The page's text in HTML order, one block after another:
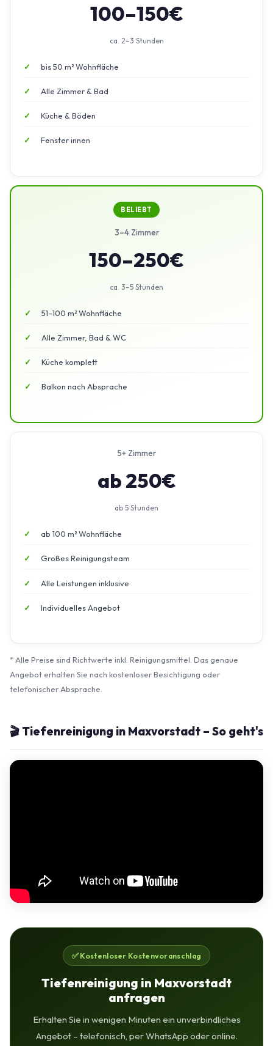
100–150€
ca. 2–3 Stunden
bis 50 m² Wohnfläche
Alle Zimmer & Bad
Küche & Böden
Fenster innen
BELIEBT
3–4 Zimmer
150–250€
ca. 3–5 Stunden
51–100 m² Wohnfläche
Alle Zimmer, Bad & WC
Küche komplett
Balkon nach Absprache
5+ Zimmer
ab 250€
ab 5 Stunden
ab 100 m² Wohnfläche
Großes Reinigungsteam
Alle Leistungen inklusive
Individuelles Angebot
* Alle Preise sind Richtwerte inkl. Reinigungsmittel. Das genaue
Angebot erhalten Sie nach kostenloser Besichtigung oder
telefonischer Absprache.
🎬 Tiefenreinigung in Maxvorstadt – So geht's
✅ Kostenloser Kostenvoranschlag
Tiefenreinigung in Maxvorstadt
anfragen
Erhalten Sie in wenigen Minuten ein unverbindliches
Angebot – telefonisch, per WhatsApp oder online.